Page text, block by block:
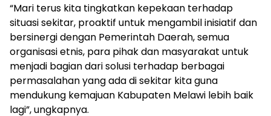
“Mari terus kita tingkatkan kepekaan terhadap
situasi sekitar, proaktif untuk mengambil inisiatif dan
bersinergi dengan Pemerintah Daerah, semua
organisasi etnis, para pihak dan masyarakat untuk
menjadi bagian dari solusi terhadap berbagai
permasalahan yang ada di sekitar kita guna
mendukung kemajuan Kabupaten Melawi lebih baik
lagi”, ungkapnya.